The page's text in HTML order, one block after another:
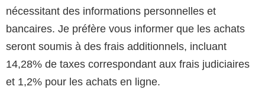
nécessitant des informations personnelles et
bancaires. Je préfère vous informer que les achats
seront soumis à des frais additionnels, incluant
14,28% de taxes correspondant aux frais judiciaires
et 1,2% pour les achats en ligne.